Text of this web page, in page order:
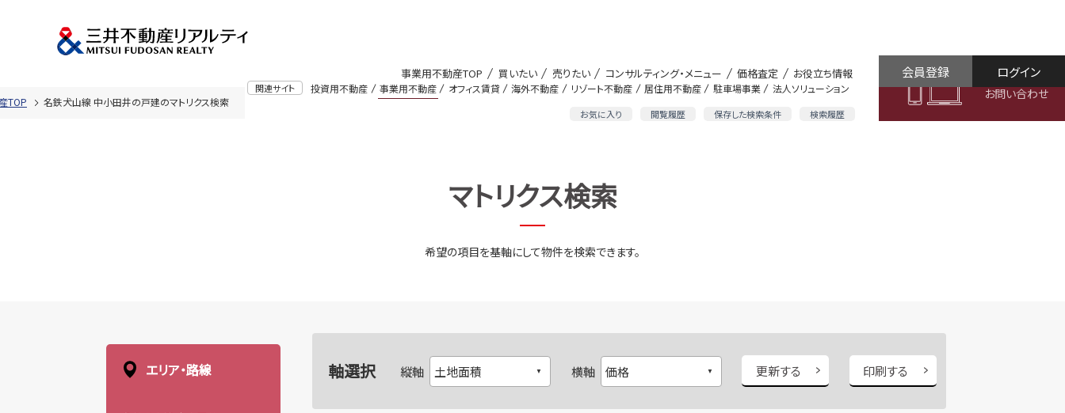
関連サイト 投資用不動産 事業用不動産 オフィス賃貸 海外不動産 リゾート不動産 居住用不動産 駐車場事業 法人ソリューション
お気に入り 閲覧履歴 保存した検索条件 検索履歴
事業用不動産TOP 買いたい 売りたい コンサルティング・メニュー 価格査定 お役立ち情報
お問い合わせ
ログイン
会員登録
TOP 名鉄犬山線 中小田井の戸建のマトリクス検索
マトリクス検索
希望の項目を基軸にして物件を検索できます。
エリア・路線 軸選択 縦軸 横軸 更新する 印刷する